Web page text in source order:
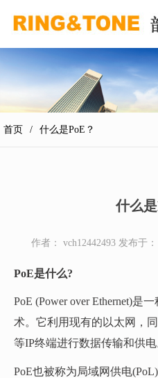
首页 什么是PoE？
什么
作者： vch12442493 发布于：
PoE是什么?
PoE (Power over Ethernet)是
术。它利用现有的以太网，
等IP终端进行数据传输和供电
PoE也被称为局域网供电